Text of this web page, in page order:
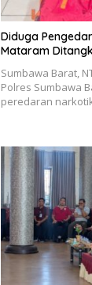
Diduga
Mataram
Sumbawa Barat,
Polres Sumbawa
peredaran